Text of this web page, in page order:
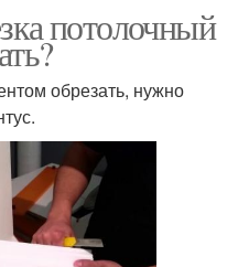
потолочный
обрезать, нужно